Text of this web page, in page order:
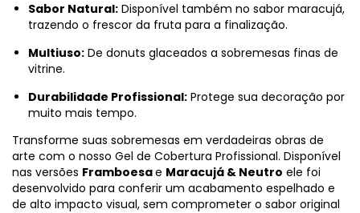
Sabor Natural: Disponível também no sabor maracujá,
trazendo o frescor da fruta para a finalização.
Multiuso: De donuts glaceados a sobremesas finas de
vitrine.
Durabilidade Profissional: Protege sua decoração por
muito mais tempo.
Transforme suas sobremesas em verdadeiras obras de
arte com o nosso Gel de Cobertura Profissional. Disponível
nas versões Framboesae Maracujá & Neutro ele foi
desenvolvido para conferir um acabamento espelhado e
de alto impacto visual, sem comprometer o sabor original